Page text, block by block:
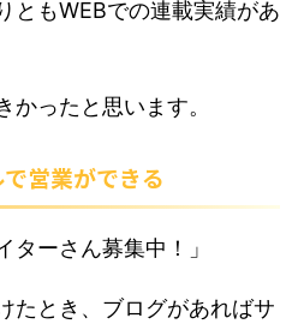
ともWEBでの連載実績があ
かったと思います。
営業ができる
ターさん募集中！」
たとき、ブログがあればサ